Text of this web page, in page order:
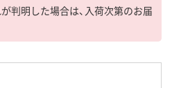
判明した場合は、入荷次第のお届